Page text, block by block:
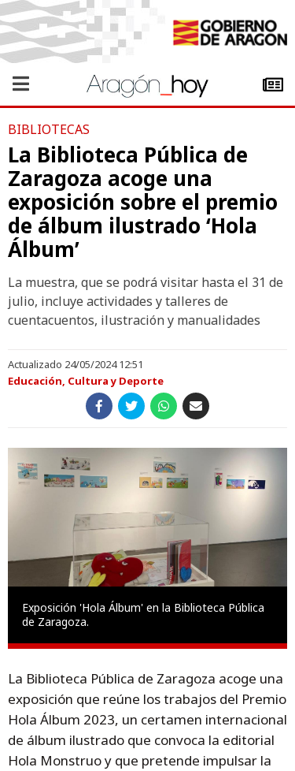
BIBLIOTECAS
La Biblioteca Pública de
Zaragoza acoge una
exposición sobre el premio
de álbum ilustrado ‘Hola
Álbum’
La muestra, que se podrá visitar hasta el 31 de
julio, incluye actividades y talleres de
cuentacuentos, ilustración y manualidades
Actualizado 24/05/2024 12:51
Educación, Cultura y Deporte
Exposición 'Hola Álbum' en la Biblioteca Pública
de Zaragoza.
La Biblioteca Pública de Zaragoza acoge una
exposición que reúne los trabajos del Premio
Hola Álbum 2023, un certamen internacional
de álbum ilustrado que convoca la editorial
Hola Monstruo y que pretende impulsar la